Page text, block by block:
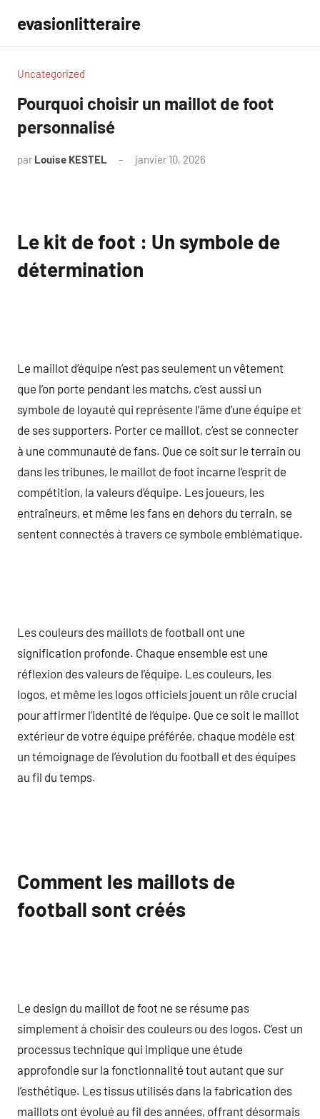
contenu
evasionlitteraire
Uncategorized
Pourquoi choisir un maillot de foot
personnalisé
par Louise KESTEL janvier 10, 2026
Le kit de foot : Un symbole de
détermination
Le maillot d’équipe n’est pas seulement un vêtement
que l’on porte pendant les matchs, c’est aussi un
symbole de loyauté qui représente l’âme d’une équipe et
de ses supporters. Porter ce maillot, c’est se connecter
à une communauté de fans. Que ce soit sur le terrain ou
dans les tribunes, le maillot de foot incarne l’esprit de
compétition, la valeurs d’équipe. Les joueurs, les
entraîneurs, et même les fans en dehors du terrain, se
sentent connectés à travers ce symbole emblématique.
Les couleurs des maillots de football ont une
signification profonde. Chaque ensemble est une
réflexion des valeurs de l’équipe. Les couleurs, les
logos, et même les logos officiels jouent un rôle crucial
pour affirmer l’identité de l’équipe. Que ce soit le maillot
extérieur de votre équipe préférée, chaque modèle est
un témoignage de l’évolution du football et des équipes
au fil du temps.
Comment les maillots de
football sont créés
Le design du maillot de foot ne se résume pas
simplement à choisir des couleurs ou des logos. C’est un
processus technique qui implique une étude
approfondie sur la fonctionnalité tout autant que sur
l’esthétique. Les tissus utilisés dans la fabrication des
maillots ont évolué au fil des années, offrant désormais